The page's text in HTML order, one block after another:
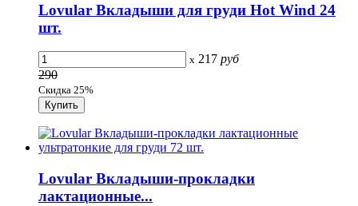
Lovular Вкладыши для груди Ноt Wind 24
шт.
x 217 руб
290
Скидка 25%
Lovular Вкладыши-прокладки
лактационные...